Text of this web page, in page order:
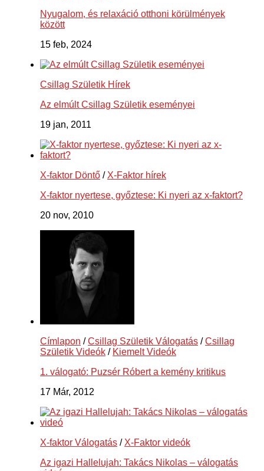
Nyugalom, és relaxáció otthoni körülmények
között
15 feb, 2024
Csillag Születik Hírek
Az elmúlt Csillag Születik eseményei
19 jan, 2011
X-faktor Döntő / X-Faktor hírek
X-faktor nyertese, győztese: Ki nyeri az x-faktort?
20 nov, 2010
Címlapon /Csillag Születik Válogatás /Csillag
Születik Videók / Kiemelt Videók
1. válogató: Puzsér Róbert a kemény kritikus
17 Már, 2012
X-faktor Válogatás / X-Faktor videók
Az igazi Hallelujah: Takács Nikolas – válogatás